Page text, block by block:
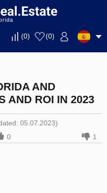
(0) (0)
AND
AND ROI IN 2023
05.07.2023)
0 1